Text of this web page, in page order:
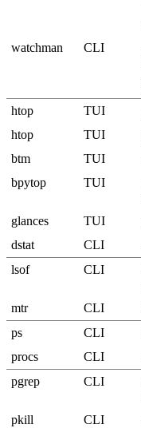
watchman
CLI
htop
TUI
htop
TUI
btm
TUI
bpytop
TUI
glances TUI
dstat
CLI
lsof
CLI
mtr CLI
ps
CLI
procs
CLI
pgrep
CLI
pkill CLI